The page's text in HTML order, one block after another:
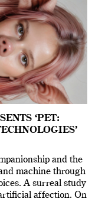
‘PET:
and the
machine through
A surreal study
affection. On